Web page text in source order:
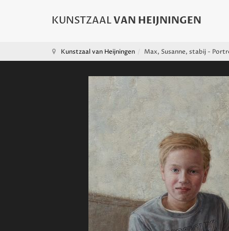
Kunstzaal van Heijningen Max, Susanne, stabij -